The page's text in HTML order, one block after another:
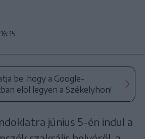
be, hogy a Google-
elöl legyen a Székelyhon!
június 5-én indul a